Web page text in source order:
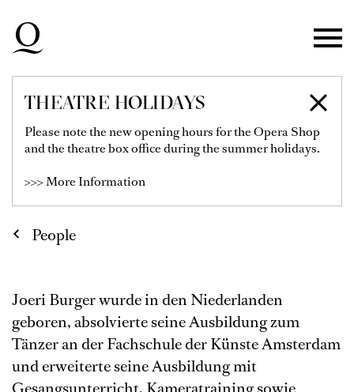
Skip to main navigation
Skip to footer
THEATRE HOLIDAYS
Please note the new opening hours for the Opera Shop
and the theatre box office during the summer holidays.
>>> More Information
JOERI BURGER
People
Joeri Burger wurde in den Niederlanden
geboren, absolvierte seine Ausbildung zum
Tänzer an der Fachschule der Künste Amsterdam
und erweiterte seine Ausbildung mit